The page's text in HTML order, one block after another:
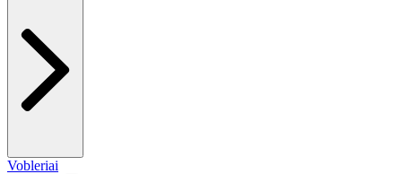
Vobleriai